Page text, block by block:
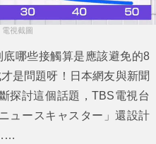
電視截圖
哪些接觸算是應該避免的8
才是問題呀！日本網友與新聞
探討這個話題，TBS電視台
ュースキャスター」還設計